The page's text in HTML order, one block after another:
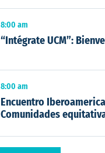
8:00 am
“Intégrate UCM”:
8:00 am
Encuentro
Comunidades